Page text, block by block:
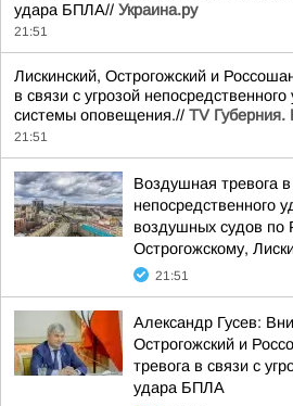
удара БПЛА// Украина.ру
21:51
Лискинский, Острогожский и
в связи с угрозой
системы оповещения.// TV Губерния.
21:51
Воздушная тревога в
непосредственного
воздушных судов по
Острогожскому,
21:51
Александр Гусев:
Острогожский и
тревога в связи с
удара БПЛА